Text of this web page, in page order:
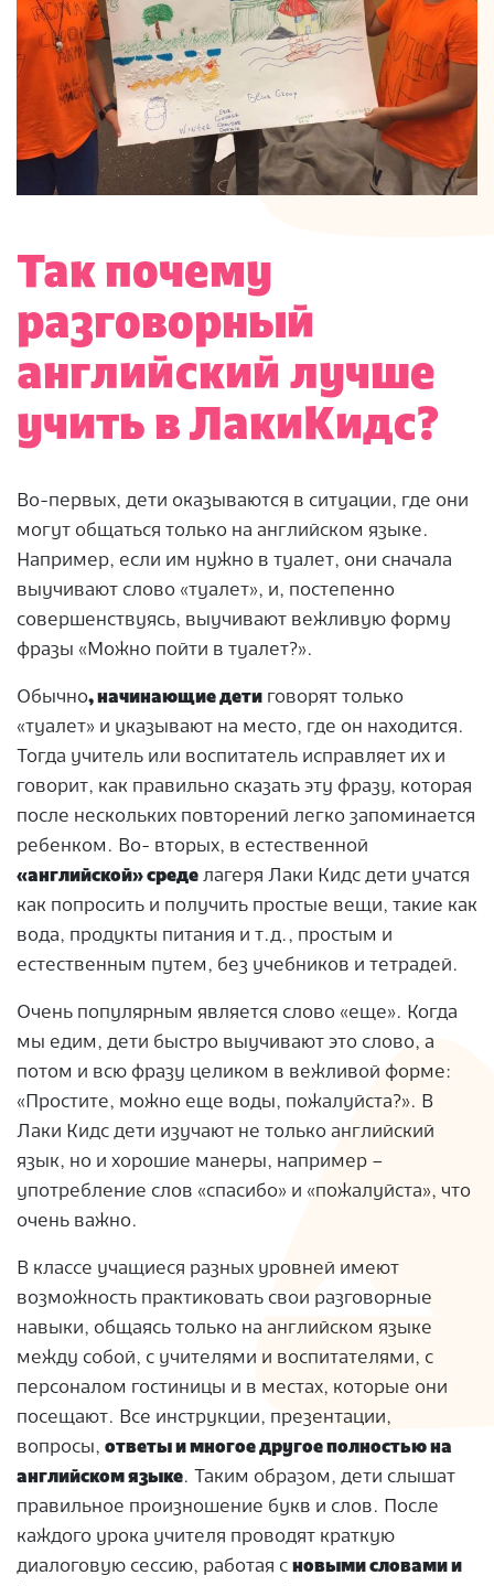
Так почему
разговорный
английский лучше
учить в ЛакиКидс?
Во-первых, дети оказываются в ситуации, где они
могут общаться только на английском языке.
Например, если им нужно в туалет, они сначала
выучивают слово «туалет», и, постепенно
совершенствуясь, выучивают вежливую форму
фразы «Можно пойти в туалет?».
Обычно, начинающие дети говорят только
«туалет» и указывают на место, где он находится.
Тогда учитель или воспитатель исправляет их и
говорит, как правильно сказать эту фразу, которая
после нескольких повторений легко запоминается
ребенком. Во- вторых, в естественной
«английской» среде лагеря Лаки Кидс дети учатся
как попросить и получить простые вещи, такие как
вода, продукты питания и т.д., простым и
естественным путем, без учебников и тетрадей.
Очень популярным является слово «еще». Когда
мы едим, дети быстро выучивают это слово, а
потом и всю фразу целиком в вежливой форме:
«Простите, можно еще воды, пожалуйста?». В
Лаки Кидс дети изучают не только английский
язык, но и хорошие манеры, например –
употребление слов «спасибо» и «пожалуйста», что
очень важно.
В классе учащиеся разных уровней имеют
возможность практиковать свои разговорные
навыки, общаясь только на английском языке
между собой, с учителями и воспитателями, с
персоналом гостиницы и в местах, которые они
посещают. Все инструкции, презентации,
вопросы, ответы и многое другое полностью на
английском языке. Таким образом, дети слышат
правильное произношение букв и слов. После
каждого урока учителя проводят краткую
диалоговую сессию, работая с новыми словами и